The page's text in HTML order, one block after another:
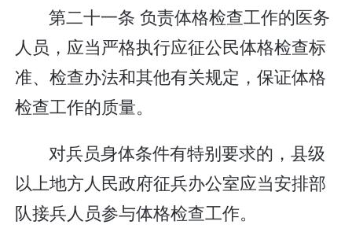
第二十一条 负责体格检查工作的医务
人员，应当严格执行应征公民体格检查标
准、检查办法和其他有关规定，保证体格
检查工作的质量。
对兵员身体条件有特别要求的，县级
以上地方人民政府征兵办公室应当安排部
队接兵人员参与体格检查工作。